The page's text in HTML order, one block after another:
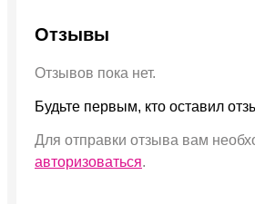
Отзывы
Отзывов пока нет.
Будьте первым, кто оставил
Для отправки отзыва вам
авторизоваться.